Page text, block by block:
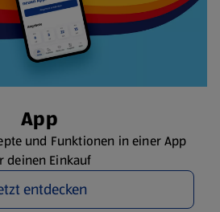
App
und Funktionen in einer App
deinen Einkauf
entdecken